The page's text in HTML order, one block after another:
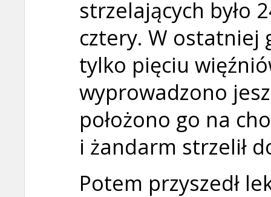
strzelających było
cztery. W ostatniej
tylko pięciu
wyprowadzono
położono go na
i żandarm strzelił
Potem przyszedł